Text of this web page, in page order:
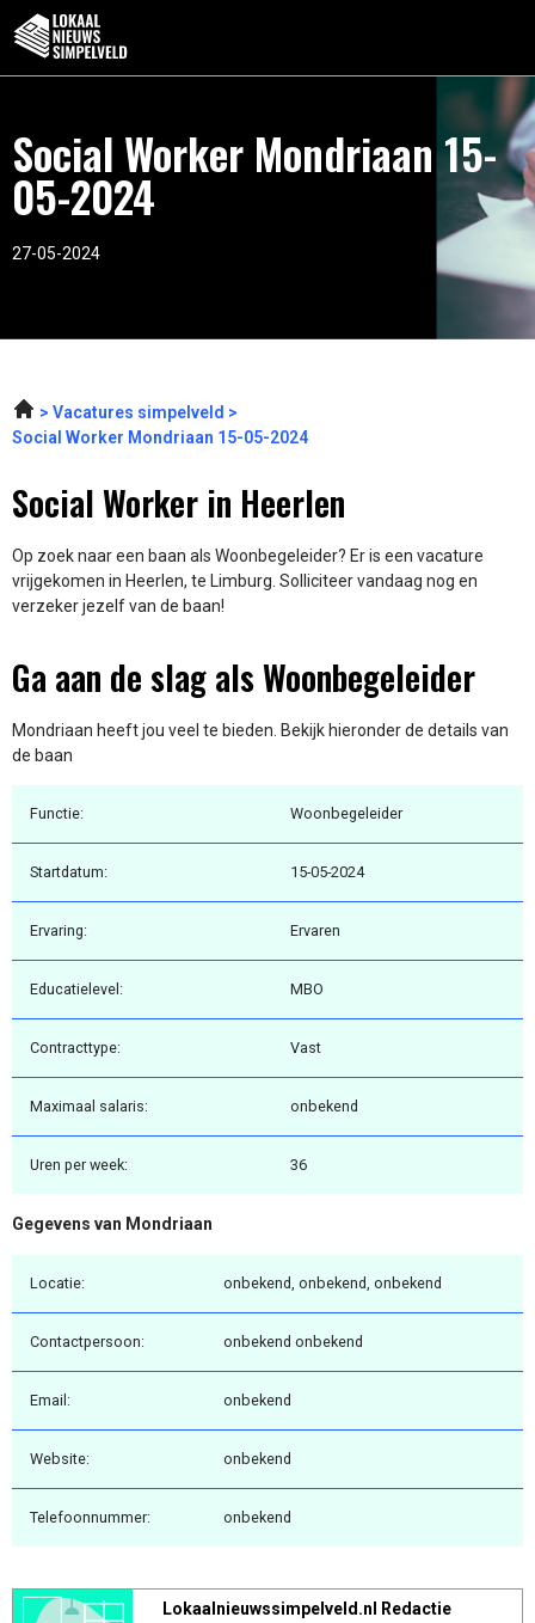
Social Worker Mondriaan 15-
05-2024
27-05-2024
Vacatures simpelveld
Social Worker Mondriaan 15-05-2024
Social Worker in Heerlen
Op zoek naar een baan als Woonbegeleider? Er is een vacature
vrijgekomen in Heerlen, te Limburg. Solliciteer vandaag nog en
verzeker jezelf van de baan!
Ga aan de slag als Woonbegeleider
Mondriaan heeft jou veel te bieden. Bekijk hieronder de details van
de baan
Functie: Woonbegeleider
Startdatum: 15-05-2024
Ervaring: Ervaren
Educatielevel: MBO
Contracttype: Vast
Maximaal salaris: onbekend
Uren per week: 36
Gegevens van Mondriaan
Locatie: onbekend, onbekend, onbekend
Contactpersoon: onbekend onbekend
Email: onbekend
Website: onbekend
Telefoonnummer: onbekend
Lokaalnieuwssimpelveld.nl Redactie